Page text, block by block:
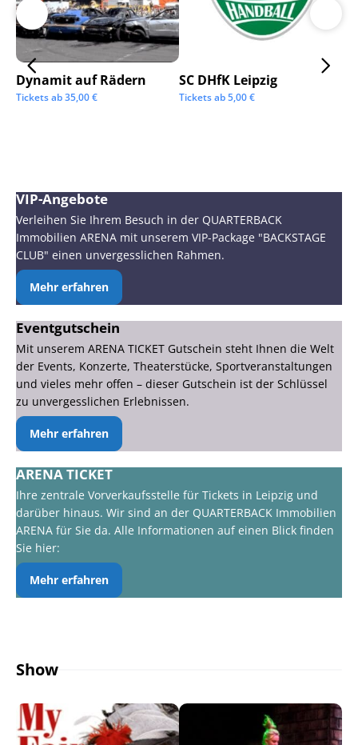
Dynamit auf Rädern
Tickets ab35,00€
SC DHfK Leipzig
Tickets ab5,00€
VIP-Angebote
Verleihen Sie Ihrem Besuch in der QUARTERBACK
Immobilien ARENA mit unserem VIP-Package "BACKSTAGE
CLUB" einen unvergesslichen Rahmen.
Mehr erfahren
Eventgutschein
Mit unserem ARENA TICKET Gutschein steht Ihnen die Welt
der Events, Konzerte, Theaterstücke, Sportveranstaltungen
und vieles mehr offen – dieser Gutschein ist der Schlüssel
zu unvergesslichen Erlebnissen.
Mehr erfahren
ARENA TICKET
Ihre zentrale Vorverkaufsstelle für Tickets in Leipzig und
darüber hinaus. Wir sind an der QUARTERBACK Immobilien
ARENA für Sie da. Alle Informationen auf einen Blick finden
Sie hier:
Mehr erfahren
Show